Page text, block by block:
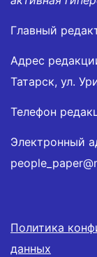
Главный
Адрес
Татарск, ул.
Телефон
Электронный
Политика
данных